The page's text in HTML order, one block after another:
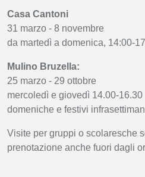
Casa Cantoni
31 marzo - 8 novembre
da martedì a domenica, 14:00-
Mulino Bruzella:
25 marzo - 29 ottobre
mercoledì e giovedì 14.00-16.30
domeniche e festivi
Visite per gruppi o scolaresche
prenotazione anche fuori dagli